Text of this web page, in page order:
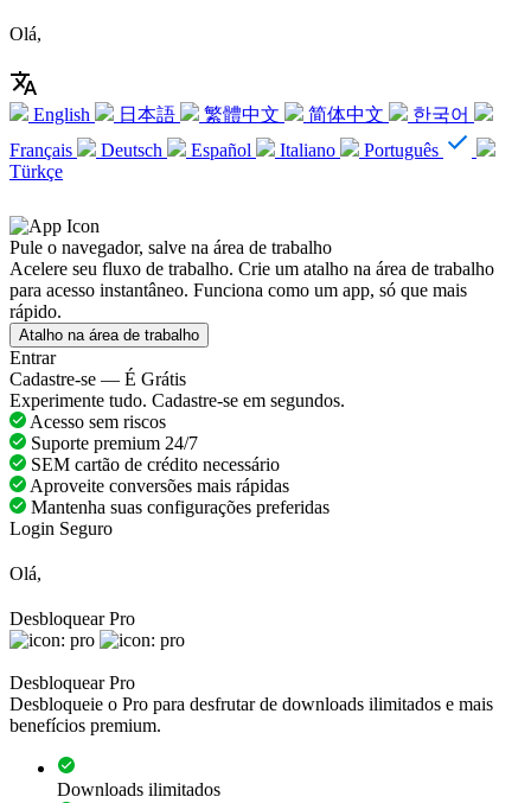
Olá,
English 日本語 繁體中文 简体中文
한국어
Français
Deutsch Español Italiano
Português
Türkçe
Pule o navegador, salve na área de trabalho
Acelere seu fluxo de trabalho. Crie um atalho na área de trabalho
para acesso instantâneo. Funciona como um app, só que mais
rápido.
Atalho na área de trabalho
Entrar
Cadastre-se — É Grátis
Experimente tudo. Cadastre-se em segundos.
Acesso sem riscos
Suporte premium 24/7
SEM cartão de crédito necessário
Aproveite conversões mais rápidas
Mantenha suas configurações preferidas
Login Seguro
Olá,
Desbloquear Pro
Desbloquear Pro
Desbloqueie o Pro para desfrutar de downloads ilimitados e mais
benefícios premium.
Downloads ilimitados